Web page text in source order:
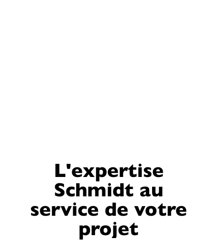
L'expertise
Schmidt au
service de votre
projet